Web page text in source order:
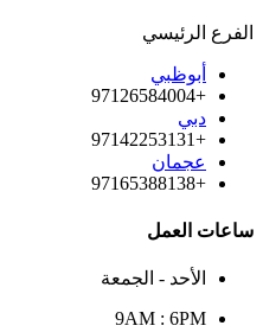
الفرع الرئيسي
أبوظبي
+97126584004
دبي
+97142253131
عجمان
+97165388138
ساعات العمل
الأحد - الجمعة
9AM : 6PM